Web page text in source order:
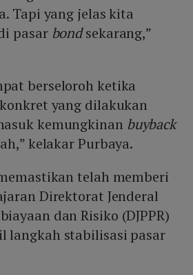
Tapi yang jelas kita
pasar bondsekarang,”
berseloroh ketika
yang dilakukan
kemungkinan buyback
kelakar Purbaya.
telah memberi
Direktorat Jenderal
dan Risiko (DJPPR)
langkah stabilisasi pasar